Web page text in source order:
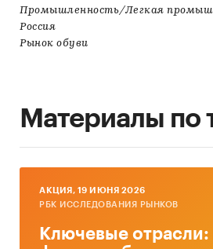
Промышленность/Легкая
Россия
Рынок обуви
Материалы по
AКЦИЯ, 19 ИЮНЯ 2026
РБК ИССЛЕДОВАНИЯ РЫНКОВ
Ключевые